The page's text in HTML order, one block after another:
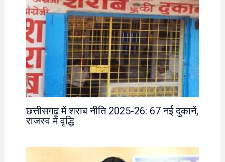
छत्तीसगढ़ में शराब नीति 2025-26: 67 नई दुकानें,
राजस्व में वृद्धि